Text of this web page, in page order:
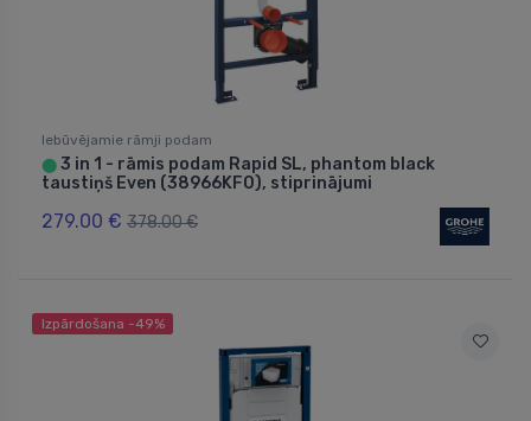
Iebūvējamie rāmji podam
⬤ 3 in 1 - rāmis podam Rapid SL, phantom black
taustiņš Even (38966KF0), stiprinājumi
279.00 € 378.00 €
Izpārdošana -49%